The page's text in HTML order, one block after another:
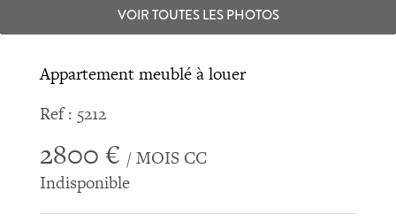
VOIR TOUTES LES PHOTOS
Appartement meublé à louer
Ref : 5212
2800 € / MOIS CC
Indisponible